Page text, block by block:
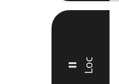
II Loc